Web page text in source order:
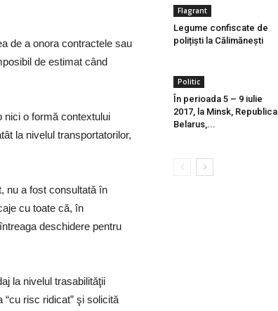
de a onora contractele sau
de estimat când
nici o formă contextului
la nivelul transportatorilor,
nu a fost consultată în
cu toate că, în
deschidere pentru
la nivelul trasabilităţii
risc ridicat” şi solicită
Flagrant
Legume confiscate de
polițiști la Călimănești
Politic
În perioada 5 – 9 iulie
2017, la Minsk, Republica
Belarus,...